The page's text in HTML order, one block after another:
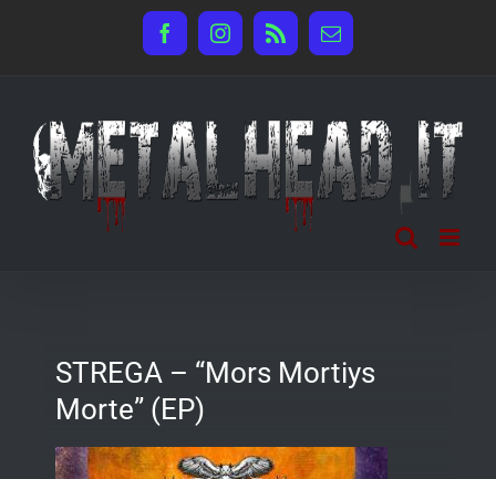
FacebookInstagram
Rss Email
STREGA – “Mors Mortiys
Morte” (EP)